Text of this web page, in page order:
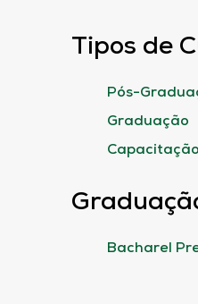
Tipos de
Pós-
Graduação
Bacharel